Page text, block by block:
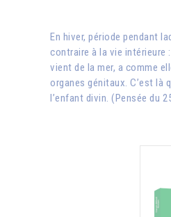
En hiver, période pendant
contraire à la vie intérieure
vient de la mer, a comme
organes génitaux. C’est là
l’enfant divin. (Pensée du